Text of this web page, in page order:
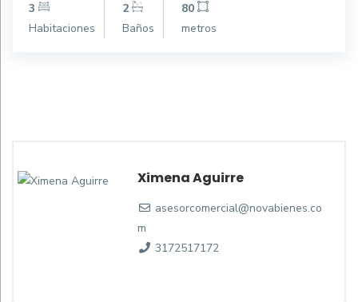
3
Habitaciones
2
Baños
80
metros
Ximena Aguirre
asesorcomercial@novabienes.co
m
3172517172